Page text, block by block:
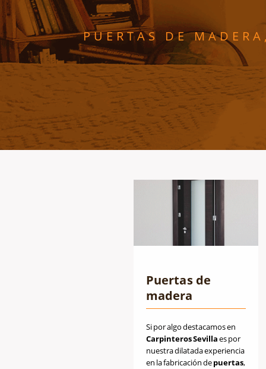
PUERTAS DE
Puertas de
madera
Si por algo destacamos en
Carpinteros Sevillaes por
nuestra dilatada experiencia
en la fabricación depuertas,